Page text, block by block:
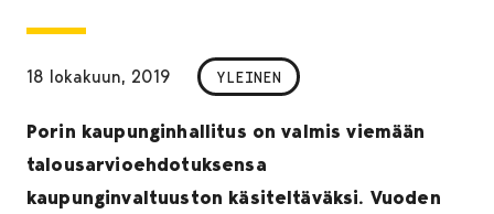
18 lokakuun, 2019 YLEINEN
Porin kaupunginhallitus on valmis viemään
talousarvioehdotuksensa
kaupunginvaltuuston käsiteltäväksi. Vuoden